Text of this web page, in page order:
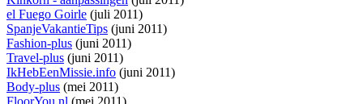
el Fuego Goirle (juli 2011)
SpanjeVakantieTips (juni 2011)
Fashion-plus (juni 2011)
Travel-plus (juni 2011)
IkHebEenMissie.info (juni 2011)
Body-plus (mei 2011)